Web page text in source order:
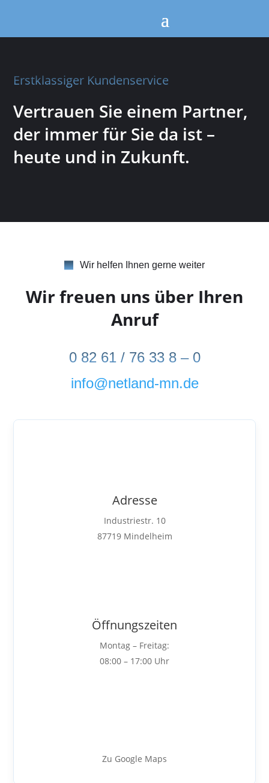
Erstklassiger Kundenservice
Vertrauen Sie einem Partner,
der immer für Sie da ist –
heute und in Zukunft.
Wir helfen Ihnen gerne weiter
Wir freuen uns über Ihren
Anruf
0 82 61 / 76 33 8 – 0
info@netland-mn.de
Adresse
Industriestr. 10
87719 Mindelheim
Öffnungszeiten
Montag – Freitag:
08:00 – 17:00 Uhr
Zu Google Maps